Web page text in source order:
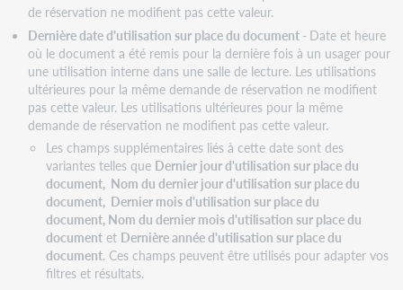
de réservation ne modifient pas cette valeur.
Dernière date d'utilisation sur place du document- Date et heure
où le document a été remis pour la dernière fois à un usager pour
une utilisation interne dans une salle de lecture. Les utilisations
ultérieures pour la même demande de réservation ne modifient
pas cette valeur. Les utilisations ultérieures pour la même
demande de réservation ne modifient pas cette valeur.
Les champs supplémentaires liés à cette date sont des
variantes telles que Dernier jour d'utilisation sur place du
document, Nom du dernier jour d'utilisation sur place du
document, Dernier mois d'utilisation sur place du
document, Nom du dernier mois d'utilisation sur place du
documentet Dernière année d'utilisation sur place du
document. Ces champs peuvent être utilisés pour adapter vos
filtres et résultats.